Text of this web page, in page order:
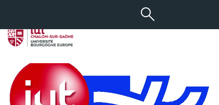
aA - +
04 DÉC 2012
Activités sportives